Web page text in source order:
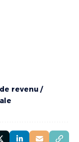
revenu /